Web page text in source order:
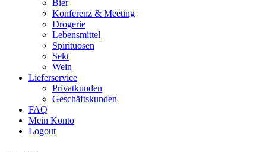
Bier
Konferenz & Meeting
Drogerie
Lebensmittel
Spirituosen
Sekt
Wein
Lieferservice
Privatkunden
Geschäftskunden
FAQ
Mein Konto
Logout